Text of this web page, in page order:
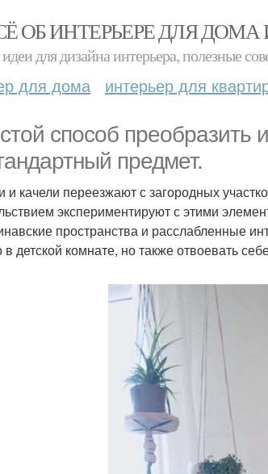
ОБ ИНТЕРЬЕРЕ ДЛЯ ДОМА
для дизайна интерьера, полезные
для дома интерьер для
способ преобразить
предмет.
и качели переезжают с загородных
экспериментируют с этими
пространства и расслабленные
в детской комнате, но также отвоевать